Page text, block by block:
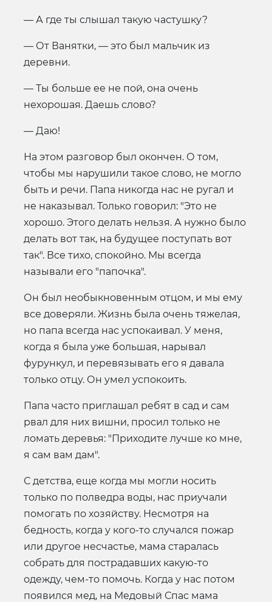
— А где ты слышал такую частушку?
— От Ванятки, — это был мальчик из
деревни.
— Ты больше ее не пой, она очень
нехорошая. Даешь слово?
— Даю!
На этом разговор был окончен. О том,
чтобы мы нарушили такое слово, не могло
быть и речи. Папа никогда нас не ругал и
не наказывал. Только говорил: "Это не
хорошо. Этого делать нельзя. А нужно было
делать вот так, на будущее поступать вот
так". Все тихо, спокойно. Мы всегда
называли его "папочка".
Он был необыкновенным отцом, и мы ему
все доверяли. Жизнь была очень тяжелая,
но папа всегда нас успокаивал. У меня,
когда я была уже большая, нарывал
фурункул, и перевязывать его я давала
только отцу. Он умел успокоить.
Папа часто приглашал ребят в сад и сам
рвал для них вишни, просил только не
ломать деревья: "Приходите лучше ко мне,
я сам вам дам".
С детства, еще когда мы могли носить
только по полведра воды, нас приучали
помогать по хозяйству. Несмотря на
бедность, когда у кого-то случался пожар
или другое несчастье, мама старалась
собрать для пострадавших какую-то
одежду, чем-то помочь. Когда у нас потом
появился мед, на Медовый Спас мама